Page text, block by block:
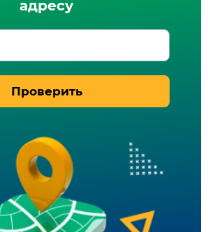
адресу
Проверить